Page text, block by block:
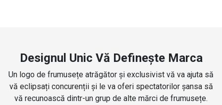
Designul Unic Vă Definește Marca
Un logo de frumusețe atrăgător și exclusivist vă va ajuta să
vă eclipsați concurenții și le va oferi spectatorilor șansa să
vă recunoască dintr-un grup de alte mărci de frumusețe.